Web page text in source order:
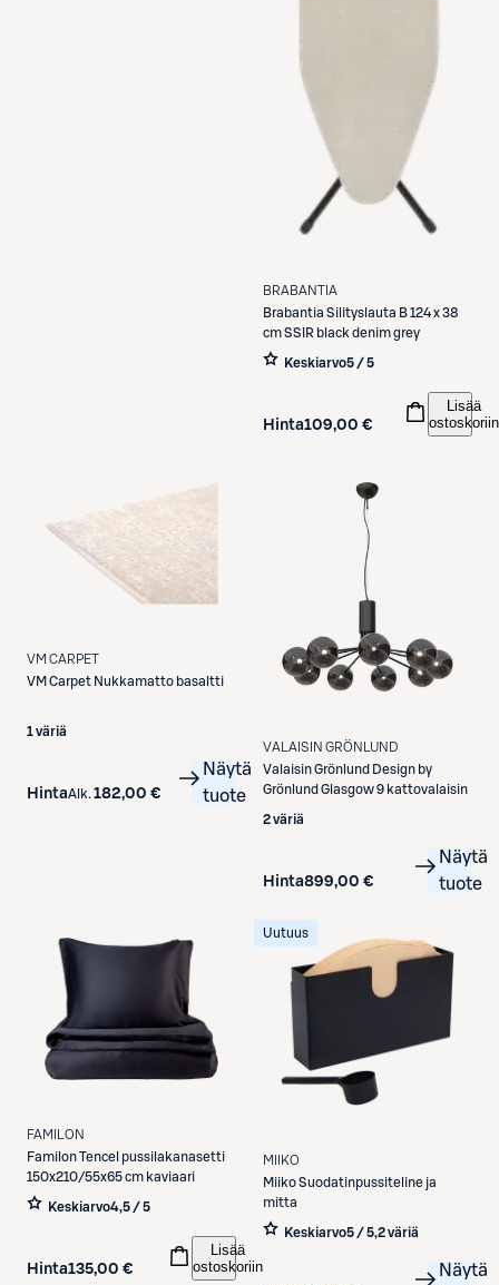
BRABANTIA
Brabantia Silityslauta B 124 x 38
cm SSIR black denim grey
Keskiarvo5 / 5
Hinta109,00 €
Lisää
ostoskoriin
VM CARPET
VM Carpet Nukkamatto basaltti
1 väriä
HintaAlk. 182,00 €
Näytä
tuote
VALAISIN GRÖNLUND
Valaisin Grönlund Design by
Grönlund Glasgow 9 kattovalaisin
2 väriä
Hinta899,00 €
Näytä
tuote
FAMILON
FamilonTencel pussilakanasetti
150x210/55x65 cm kaviaari
Keskiarvo4,5 / 5
Hinta135,00 €
Lisää
ostoskoriin
Uutuus
MIIKO
MiikoSuodatinpussiteline ja
mitta
Keskiarvo5 / 5,2 väriä
Näytä